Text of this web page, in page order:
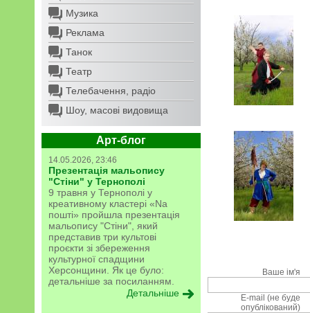
Музика
Реклама
Танок
Театр
Телебачення, радіо
Шоу, масові видовища
Арт-блог
14.05.2026, 23:46
Презентація мальопису
"Стіни" у Тернополі
9 травня у Тернополі у
креативному кластері «Na
пошті» пройшла презентація
мальопису "Стіни", який
представив три культові
проєкти зі збереження
культурної спадщини
Херсонщини. Як це було:
детальніше за посиланням.
Детальніше
Ваше ім'я
E-mail (не буде
опублікований)